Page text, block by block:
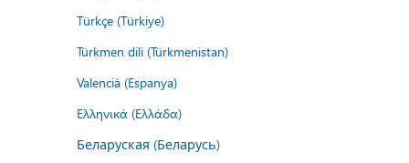
Türkçe (Türkiye)
Türkmen dili (Türkmenistan)
Valencià (Espanya)
Ελληνικά (Ελλάδα)
Беларуская (Беларусь)